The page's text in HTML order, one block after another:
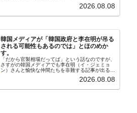
さんと「韓国初の文官上がり」の国防部長官安圭伯
2026.08.08
韓国メディアが「韓国政府と李在明が吊る
される可能性もあるのでは」とほのめか
す。
「だから官製相場だってば」という話なのですが、
さすがの韓国メディアでも李在明（イ・ジェミョ
ン）さんと愉快な仲間たちを非難する記事が出るよ
『朝鮮日報』に面白い記事が出ています。「東西南
2026.08.08